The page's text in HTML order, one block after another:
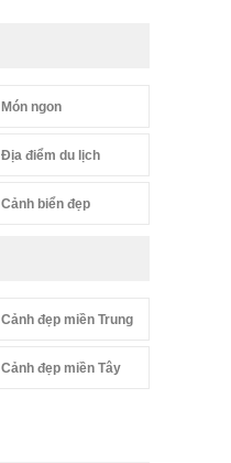
Món ngon
Địa điểm du lịch
Cảnh biển đẹp
Cảnh đẹp miền Trung
Cảnh đẹp miền Tây